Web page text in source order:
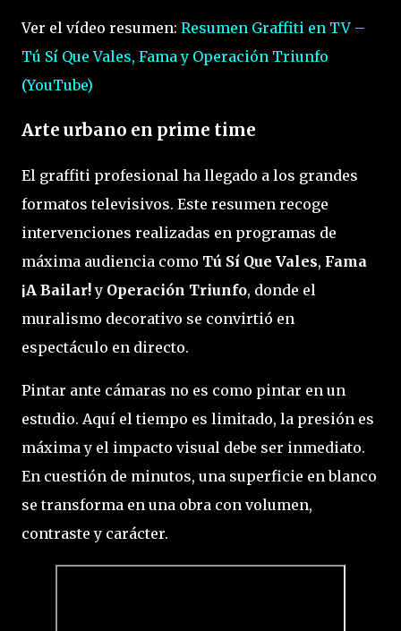
Ver el vídeo resumen: Resumen Graffiti en TV –
Tú Sí Que Vales, Fama y Operación Triunfo
(YouTube)
Arte urbano en prime time
El graffiti profesional ha llegado a los grandes
formatos televisivos. Este resumen recoge
intervenciones realizadas en programas de
máxima audiencia como Tú Sí Que Vales, Fama
¡A Bailar!y Operación Triunfo, donde el
muralismo decorativo se convirtió en
espectáculo en directo.
Pintar ante cámaras no es como pintar en un
estudio. Aquí el tiempo es limitado, la presión es
máxima y el impacto visual debe ser inmediato.
En cuestión de minutos, una superficie en blanco
se transforma en una obra con volumen,
contraste y carácter.